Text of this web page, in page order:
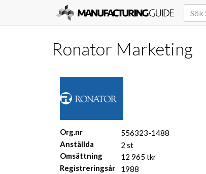
Ronator Marketing
Org.nr
556323-1488
Anställda
2 st
Omsättning
12 965 tkr
Registreringsår
1988